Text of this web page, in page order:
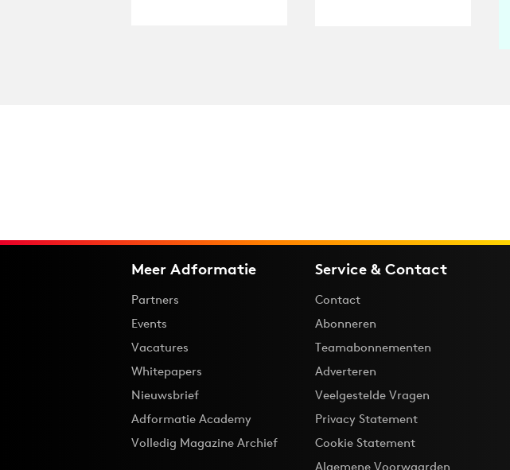
Meer Adformatie
Partners
Events
Vacatures
Whitepapers
Nieuwsbrief
Adformatie Academy
Volledig Magazine Archief
Service & Contact
Contact
Abonneren
Teamabonnementen
Adverteren
Veelgestelde Vragen
Privacy Statement
Cookie Statement
Algemene Voorwaarden